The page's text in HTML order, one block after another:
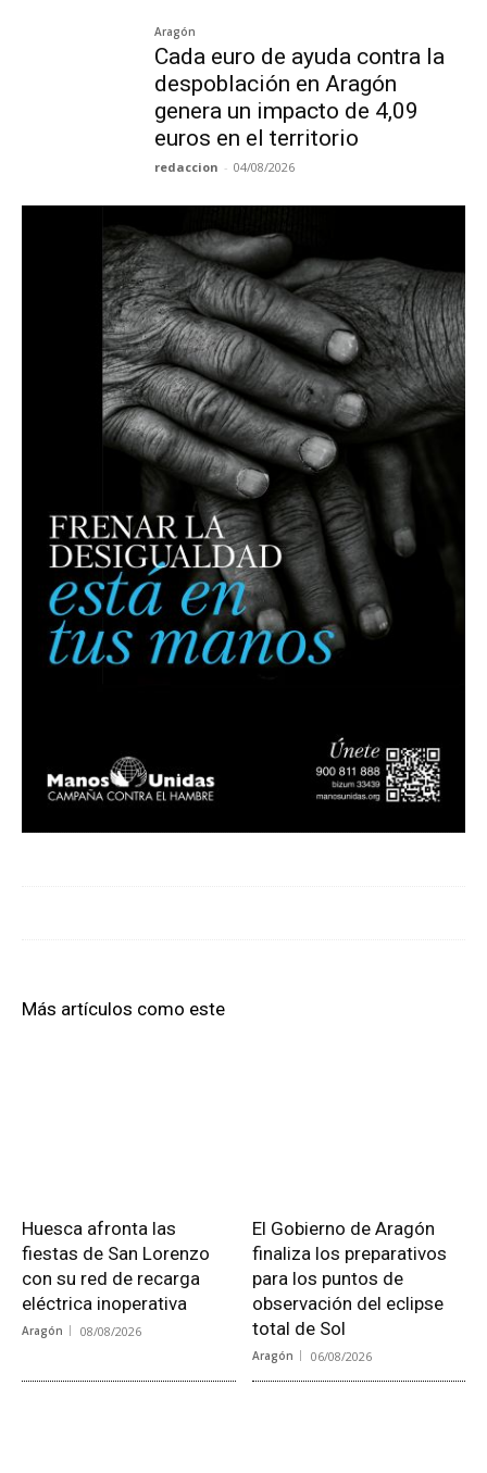
Aragón
Cada euro de ayuda contra la
despoblación en Aragón
genera un impacto de 4,09
euros en el territorio
redaccion - 04/08/2026
Más artículos como este
Huesca afronta las
fiestas de San Lorenzo
con su red de recarga
eléctrica inoperativa
Aragón 08/08/2026
El Gobierno de Aragón
finaliza los preparativos
para los puntos de
observación del eclipse
total de Sol
Aragón 06/08/2026